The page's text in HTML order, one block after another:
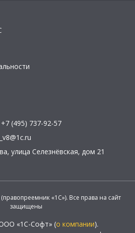
+7 (495) 737-92-57
, улица Селезнёвская, дом 21
«1С»). Все права на сайт
защищены
«1С-Софт» (о компании).